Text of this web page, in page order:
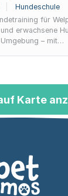
Hundeschule
für
erwachsene
– mit
Karte